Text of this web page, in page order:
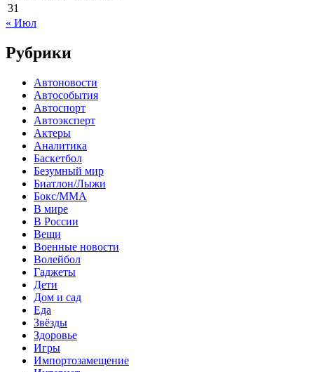
31
« Июл
Рубрики
Автоновости
Автособытия
Автоспорт
Автоэксперт
Актеры
Аналитика
Баскетбол
Безумный мир
Биатлон/Лыжи
Бокс/MMA
В мире
В России
Вещи
Военные новости
Волейбол
Гаджеты
Дети
Дом и сад
Еда
Звёзды
Здоровье
Игры
Импортозамещение